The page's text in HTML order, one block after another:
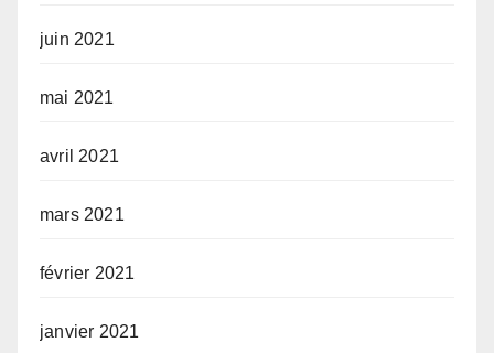
juin 2021
mai 2021
avril 2021
mars 2021
février 2021
janvier 2021